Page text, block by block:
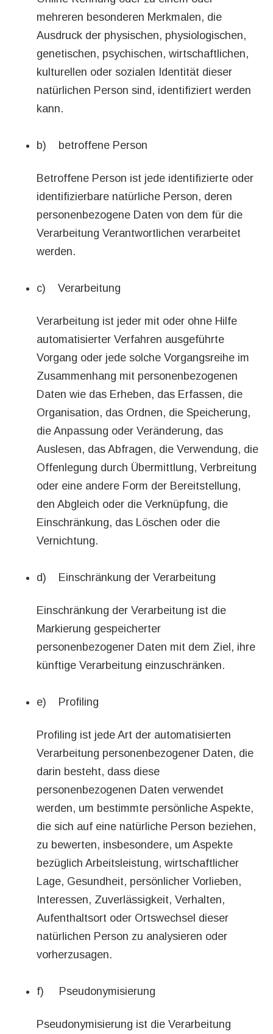
mehreren besonderen Merkmalen, die
Ausdruck der physischen, physiologischen,
genetischen, psychischen, wirtschaftlichen,
kulturellen oder sozialen Identität dieser
natürlichen Person sind, identifiziert werden
kann.
b) betroffene Person
Betroffene Person ist jede identifizierte oder
identifizierbare natürliche Person, deren
personenbezogene Daten von dem für die
Verarbeitung Verantwortlichen verarbeitet
werden.
c) Verarbeitung
Verarbeitung ist jeder mit oder ohne Hilfe
automatisierter Verfahren ausgeführte
Vorgang oder jede solche Vorgangsreihe im
Zusammenhang mit personenbezogenen
Daten wie das Erheben, das Erfassen, die
Organisation, das Ordnen, die Speicherung,
die Anpassung oder Veränderung, das
Auslesen, das Abfragen, die Verwendung, die
Offenlegung durch Übermittlung, Verbreitung
oder eine andere Form der Bereitstellung,
den Abgleich oder die Verknüpfung, die
Einschränkung, das Löschen oder die
Vernichtung.
d) Einschränkung der Verarbeitung
Einschränkung der Verarbeitung ist die
Markierung gespeicherter
personenbezogener Daten mit dem Ziel, ihre
künftige Verarbeitung einzuschränken.
e) Profiling
Profiling ist jede Art der automatisierten
Verarbeitung personenbezogener Daten, die
darin besteht, dass diese
personenbezogenen Daten verwendet
werden, um bestimmte persönliche Aspekte,
die sich auf eine natürliche Person beziehen,
zu bewerten, insbesondere, um Aspekte
bezüglich Arbeitsleistung, wirtschaftlicher
Lage, Gesundheit, persönlicher Vorlieben,
Interessen, Zuverlässigkeit, Verhalten,
Aufenthaltsort oder Ortswechsel dieser
natürlichen Person zu analysieren oder
vorherzusagen.
f) Pseudonymisierung
Pseudonymisierung ist die Verarbeitung